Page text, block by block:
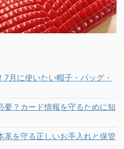
月に使いたい帽子・バッグ・
要？カード情報を守るために知
革を守る正しいお手入れと保管